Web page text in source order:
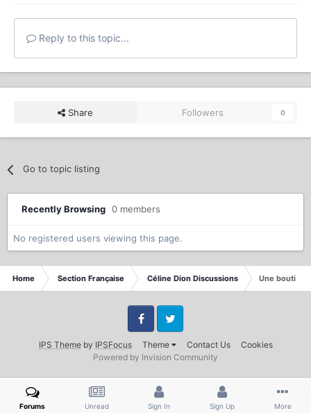
Reply to this topic...
Share Followers 0
Go to topic listing
Recently Browsing 0 members
No registered users viewing this page.
Home Section Française Céline Dion Discussions Une
IPS Themeby IPSFocus Theme Contact Us Cookies
FacebookTwitter
Powered by Invision Community
Forums Unread Sign In Sign Up More